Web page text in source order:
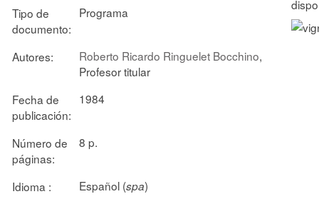
Tipo de
documento:
Programa
Autores: Roberto Ricardo Ringuelet Bocchino,
Profesor titular
Fecha de
publicación:
1984
Número de
páginas:
8 p.
Idioma : Español (spa)